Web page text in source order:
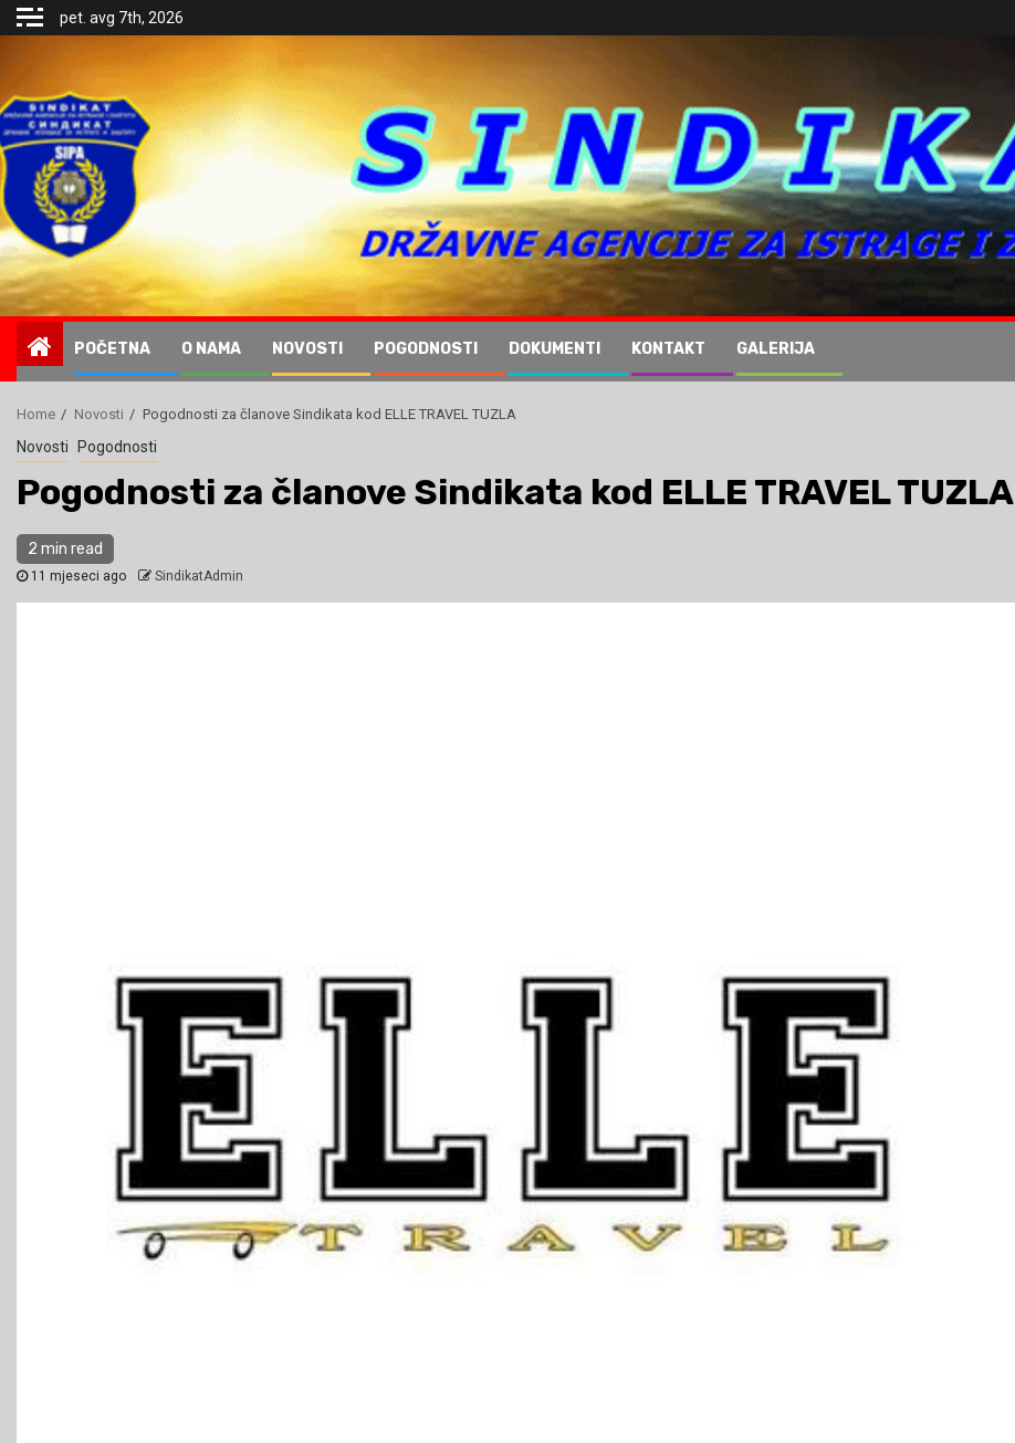
Skip
to
content
pet. avg 7th, 2026
.
POČETNA O NAMA NOVOSTI POGODNOSTI DOKUMENTI KONTAKT GALERIJA
Home Novosti Pogodnosti za članove Sindikata kod ELLE TRAVEL TUZLA
Novosti Pogodnosti
Pogodnosti za članove Sindikata kod ELLE TRAVEL TUZLA
2 min read
11 mjeseci ago SindikatAdmin